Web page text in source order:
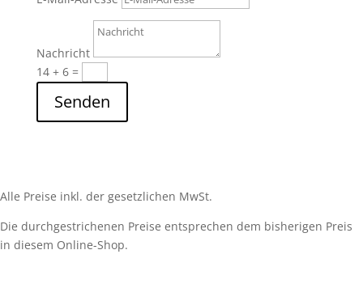
Nachricht
14 + 6=
Senden
Alle Preise inkl. der gesetzlichen MwSt.
Die durchgestrichenen Preise entsprechen dem bisherigen Preis
in diesem Online-Shop.